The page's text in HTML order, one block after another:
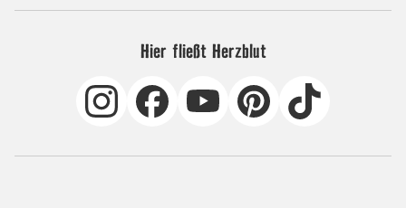
Hier fließt Herzblut